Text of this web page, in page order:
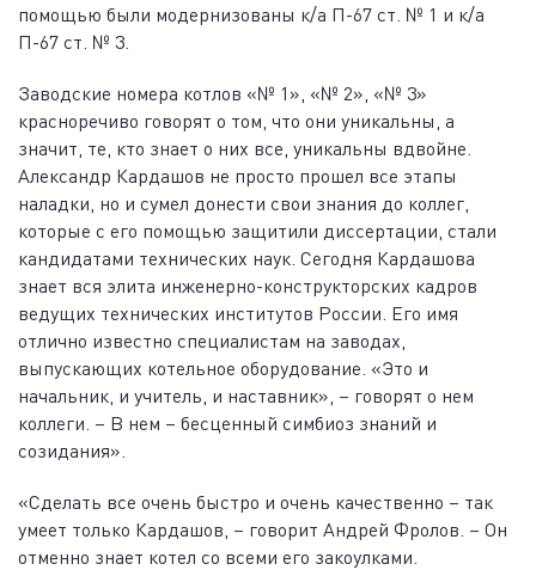
помощью были модернизованы к/а П-67 ст. № 1 и к/а
П-67 ст. № 3.
Заводские номера котлов «№ 1», «№ 2», «№ 3»
красноречиво говорят о том, что они уникальны, а
значит, те, кто знает о них все, уникальны вдвойне.
Александр Кардашов не просто прошел все этапы
наладки, но и сумел донести свои знания до коллег,
которые с его помощью защитили диссертации, стали
кандидатами технических наук. Сегодня Кардашова
знает вся элита инженерно-конструкторских кадров
ведущих технических институтов России. Его имя
отлично известно специалистам на заводах,
выпускающих котельное оборудование. «Это и
начальник, и учитель, и наставник», – говорят о нем
коллеги. – В нем – бесценный симбиоз знаний и
созидания».
«Сделать все очень быстро и очень качественно – так
умеет только Кардашов, – говорит Андрей Фролов. – Он
отменно знает котел со всеми его закоулками.